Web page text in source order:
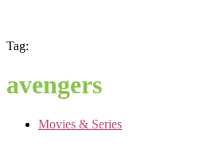
Tag:
avengers
Movies & Series